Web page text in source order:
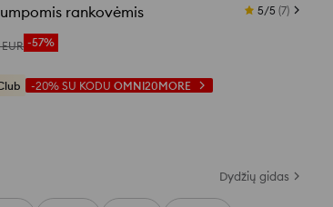
rankovėmis 5/5 (7)
EUR -57%
-20% SU KODU OMNI20MORE
Dydžių gidas